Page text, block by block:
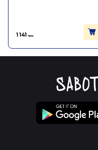
1 141 грн.